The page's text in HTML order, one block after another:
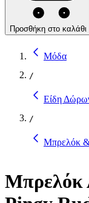
Προσθήκη στο καλάθι
Μόδα
/
Είδη
/
Μπρελόκ
Μπρελόκ